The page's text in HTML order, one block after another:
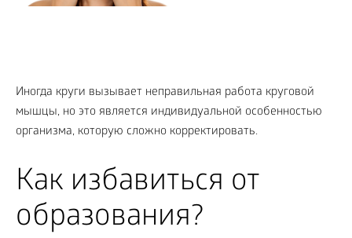
Иногда круги вызывает неправильная работа круговой
мышцы, но это является индивидуальной особенностью
организма, которую сложно корректировать.
Как избавиться от
образования?